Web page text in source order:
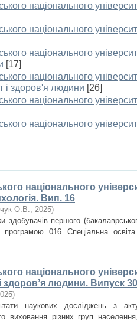
національного
національного
національного
[17]
національного
і здоров'я людини [26]
національного
національного
національного
Вип. 16
О.В., 2025)
здобувачів першого
програмою 016 Спеціальна
національного
здоров’я людини. Випуск
)
наукових досліджень з
виховання різних груп населення,